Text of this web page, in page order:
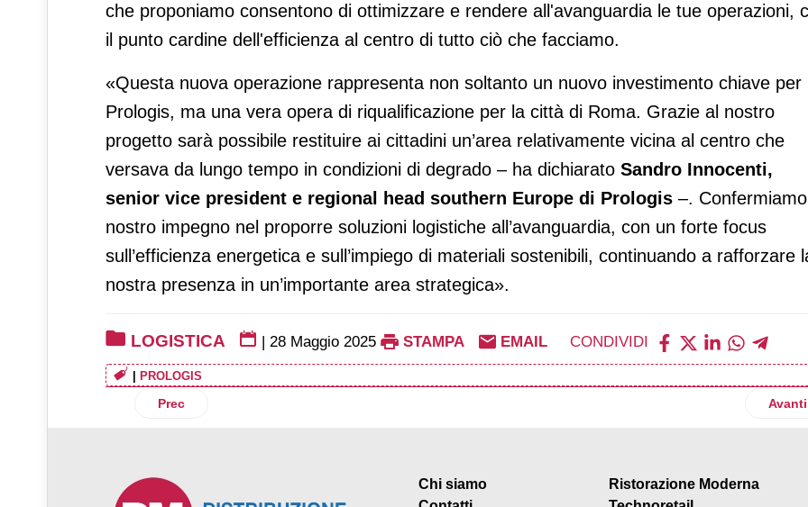
che proponiamo consentono di ottimizzare e rendere all'avanguardia le tue operazioni,
il punto cardine dell'efficienza al centro di tutto ciò che facciamo.
«Questa nuova operazione rappresenta non soltanto un nuovo investimento chiave per
Prologis, ma una vera opera di riqualificazione per la città di Roma. Grazie al nostro
progetto sarà possibile restituire ai cittadini un’area relativamente vicina al centro che
versava da lungo tempo in condizioni di degrado – ha dichiarato Sandro Innocenti,
senior vice president e regional head southern Europe di Prologis –. Confermiamo
nostro impegno nel proporre soluzioni logistiche all’avanguardia, con un forte focus
sull’efficienza energetica e sull’impiego di materiali sostenibili, continuando a rafforzare
nostra presenza in un’importante area strategica».
LOGISTICA | 28 Maggio 2025 STAMPA EMAIL CONDIVIDI
PROLOGIS
Articolo precedente: Lidl inizia una nuova era del trasporto sostenibile
Prec Avanti
Chi siamo
Ristorazione Moderna